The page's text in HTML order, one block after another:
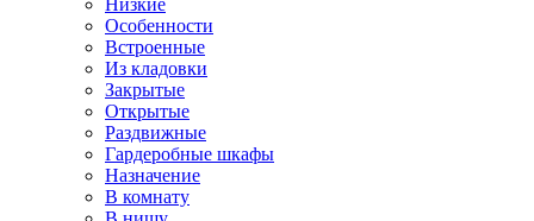
Низкие
Особенности
Встроенные
Из кладовки
Закрытые
Открытые
Раздвижные
Гардеробные шкафы
Назначение
В комнату